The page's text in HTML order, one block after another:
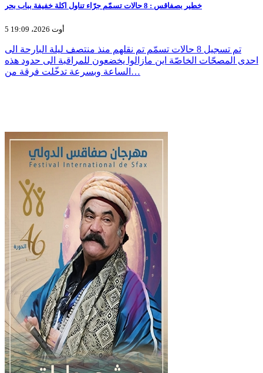
خطير بصفاقس : 8 حالات تسمّم جرّاء تناول اكلة خفيفة بباب بحر
5 أوت 2026، 19:09
تم تسجيل 8 حالات تسمّم تم نقلهم منذ منتصف ليلة البارحة الى
احدى المصحّات الخاصّة اين مازالوا يخضعون للمراقبة الى حدود هذه
الساعة وبسرعة تدخّلت فرقة من…